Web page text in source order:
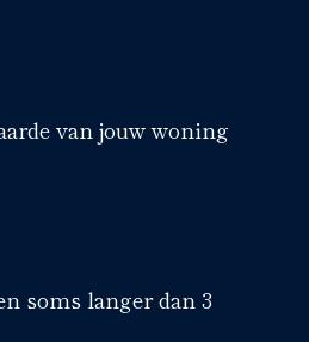
van jouw woning
soms langer dan 3